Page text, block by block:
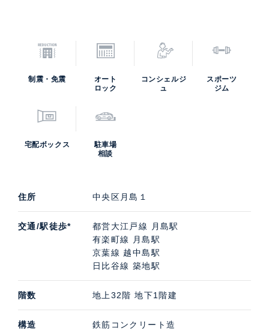
制震・免震
オート
ロック
コンシェルジ
ュ
スポーツ
ジム
宅配ボックス
駐車場
相談
住所 中央区月島１
交通/駅徒歩*
都営大江戸線 月島駅
有楽町線 月島駅
京葉線 越中島駅
日比谷線 築地駅
階数 地上32階 地下1階建
構造 鉄筋コンクリート造